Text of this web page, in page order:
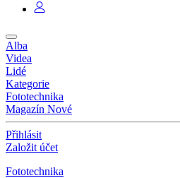
Alba
Videa
Lidé
Kategorie
Fototechnika
Magazín Nové
Přihlásit
Založit účet
Fototechnika